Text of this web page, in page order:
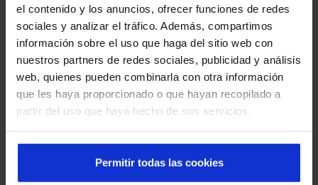
el contenido y los anuncios, ofrecer funciones de redes
sociales y analizar el tráfico. Además, compartimos
información sobre el uso que haga del sitio web con
nuestros partners de redes sociales, publicidad y análisis
web, quienes pueden combinarla con otra información
que les haya proporcionado o que hayan recopilado a
partir del uso que haya hecho de sus servicios.
Permitir todas las cookies
conformes à la réglementation en vigueur.
Expérience multisectorielle
Nous intervenons dans les hôpitaux, les
aéroports, le commerce de détail, l'industrie et
les bâtiments corporatifs, apportant des
solutions fiables dans des environnements très